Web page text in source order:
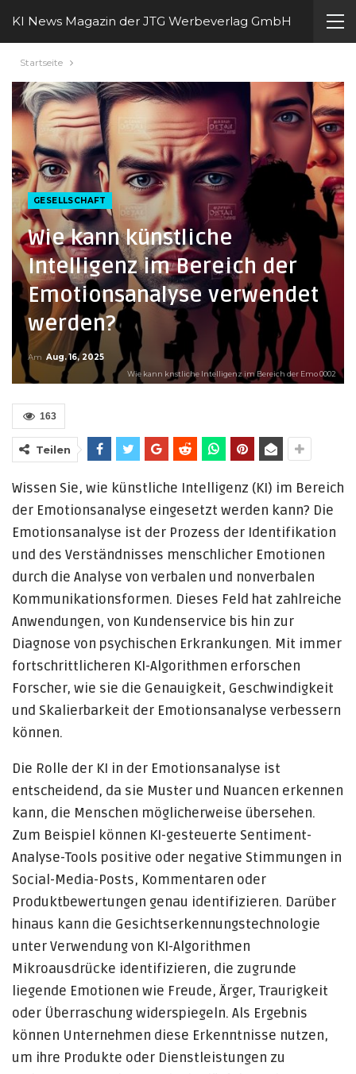
KI News Magazin der JTG Werbeverlag GmbH
Startseite
GESELLSCHAFT
Wie kann künstliche
Intelligenz im Bereich der
Emotionsanalyse verwendet
werden?
Am Aug. 16, 2025
Wie kann knstliche Intelligenz im Bereich der Emo 0002
163
Teilen
Wissen Sie, wie künstliche Intelligenz (KI) im Bereich
der Emotionsanalyse eingesetzt werden kann? Die
Emotionsanalyse ist der Prozess der Identifikation
und des Verständnisses menschlicher Emotionen
durch die Analyse von verbalen und nonverbalen
Kommunikationsformen. Dieses Feld hat zahlreiche
Anwendungen, von Kundenservice bis hin zur
Diagnose von psychischen Erkrankungen. Mit immer
fortschrittlicheren KI-Algorithmen erforschen
Forscher, wie sie die Genauigkeit, Geschwindigkeit
und Skalierbarkeit der Emotionsanalyse verbessern
können.
Die Rolle der KI in der Emotionsanalyse ist
entscheidend, da sie Muster und Nuancen erkennen
kann, die Menschen möglicherweise übersehen.
Zum Beispiel können KI-gesteuerte Sentiment-
Analyse-Tools positive oder negative Stimmungen in
Social-Media-Posts, Kommentaren oder
Produktbewertungen genau identifizieren. Darüber
hinaus kann die Gesichtserkennungstechnologie
unter Verwendung von KI-Algorithmen
Mikroausdrücke identifizieren, die zugrunde
liegende Emotionen wie Freude, Ärger, Traurigkeit
oder Überraschung widerspiegeln. Als Ergebnis
können Unternehmen diese Erkenntnisse nutzen,
um ihre Produkte oder Dienstleistungen zu